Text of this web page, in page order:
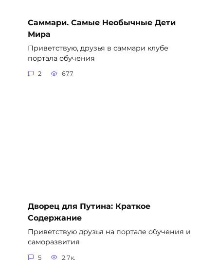
Саммари. Самые Необычные Дети
Мира
Приветствую, друзья в саммари клубе
портала обучения
2 677
Дворец для Путина: Краткое
Содержание
Приветствую друзья на портале обучения и
саморазвития
5 2.7к.